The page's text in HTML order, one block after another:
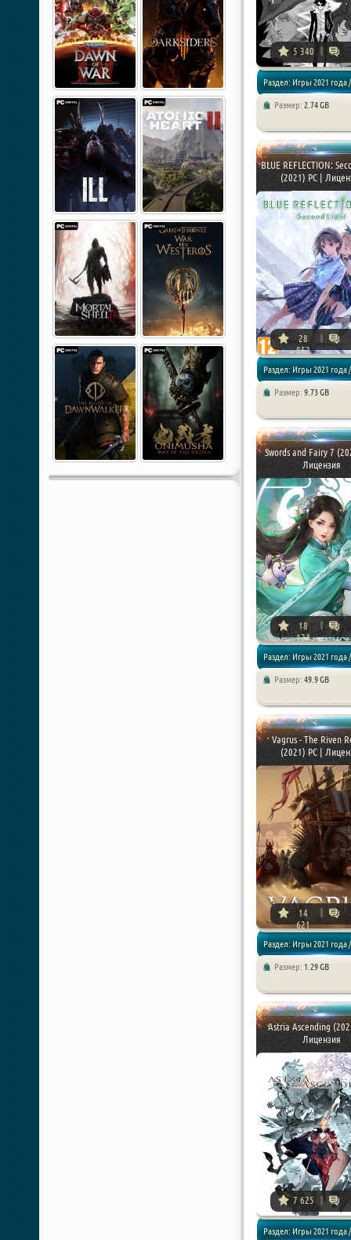
5 340
Раздел: Игры 2021 года /
Размер: 2.74 GB
BLUE REFLECTION:
(2021) PC |
28
852
Раздел: Игры 2021 года /
Размер: 9.73 GB
Swords and Fairy 7
Лицензия
18
124
Раздел: Игры 2021 года /
Размер: 49.9 GB
Vagrus - The Riven
(2021) PC |
14
621
Раздел: Игры 2021 года /
Размер: 1.29 GB
Astria Ascending
Лицензия
7 625
Раздел: Игры 2021 года /